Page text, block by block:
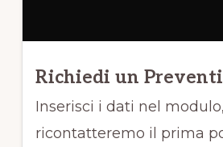
Richiedi un
Inserisci i dati nel
ricontatteremo il prima